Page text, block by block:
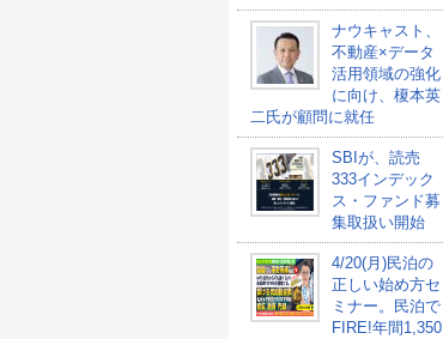
ナウキャスト、
不動産×データ
活用領域の強化
に向け、榎本英
二氏が顧問に就任
SBIが、読売
333インデック
ス・ファンド募
集取扱い開始
4/20(月)民泊の
正しい始め方セ
ミナー。民泊で
FIRE!年間1,350